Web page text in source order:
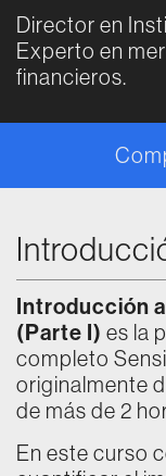
Director en
Experto en
financieros.
Introducción
(Parte I) es la
completo
originalmente
de más de 2
En este curso